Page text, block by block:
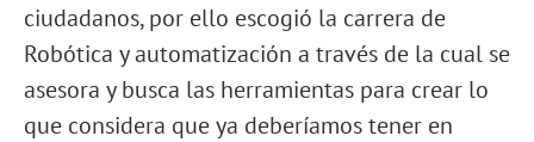
ciudadanos, por ello escogió la carrera de
Robótica y automatización a través de la cual se
asesora y busca las herramientas para crear lo
que considera que ya deberíamos tener en